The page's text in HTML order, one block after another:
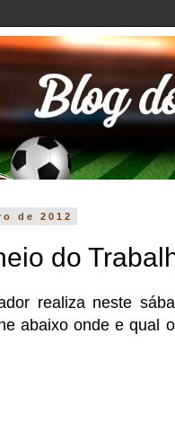
de 2012
do
realiza neste
abaixo onde e qual